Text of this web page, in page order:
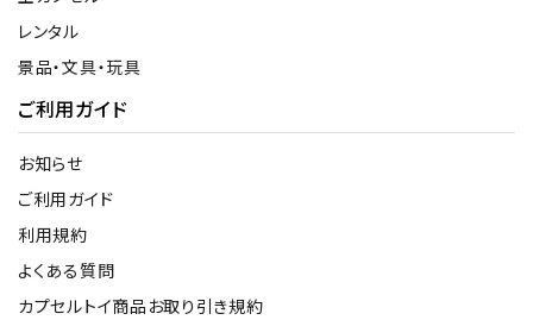
レンタル
景品・文具・玩具
ご利用ガイド
お知らせ
ご利用ガイド
利用規約
よくある質問
カプセルトイ商品お取り引き規約